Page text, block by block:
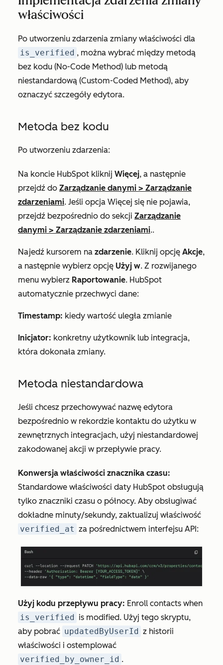
właściwości
Po utworzeniu zdarzenia zmiany właściwości dla
is_verified , można wybrać między metodą
bez kodu (No-Code Method) lub metodą
niestandardową (Custom-Coded Method), aby
oznaczyć szczegóły edytora.
Metoda bez kodu
Po utworzeniu zdarzenia:
Na koncie HubSpot kliknij Więcej, a następnie
przejdź do Zarządzanie danymi > Zarządzanie
zdarzeniami. Jeśli opcja Więcej się nie pojawia,
przejdź bezpośrednio do sekcji Zarządzanie
danymi > Zarządzanie zdarzeniami..
Najedź kursorem na zdarzenie. Kliknij opcję Akcje,
a następnie wybierz opcję Użyj w. Z rozwijanego
menu wybierz Raportowanie. HubSpot
automatycznie przechwyci dane:
Timestamp: kiedy wartość uległa zmianie
Inicjator: konkretny użytkownik lub integracja,
która dokonała zmiany.
Metoda niestandardowa
Jeśli chcesz przechowywać nazwę edytora
bezpośrednio w rekordzie kontaktu do użytku w
zewnętrznych integracjach, użyj niestandardowej
zakodowanej akcji w przepływie pracy.
Konwersja właściwości znacznika czasu:
Standardowe właściwości daty HubSpot obsługują
tylko znaczniki czasu o północy. Aby obsługiwać
dokładne minuty/sekundy, zaktualizuj właściwość
verified_at za pośrednictwem interfejsu API:
Użyj kodu przepływu pracy: Enroll contacts when
is_verified
is modified. Użyj tego skryptu,
aby pobrać updatedByUserId z historii
właściwości i ostemplować
verified_by_owner_id .